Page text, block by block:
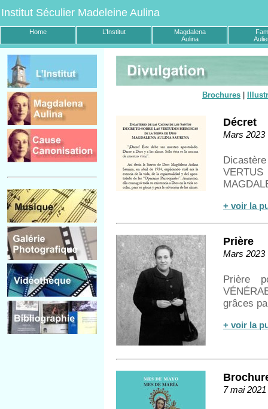
Institut Séculier Madeleine Aulina
Home L’Institut
Magdalena
Aulina
Brochures
Décret
Mars 2023
+ voir la
Prière
Mars 2023
Prière
grâces
+ voir la
7 mai 2021